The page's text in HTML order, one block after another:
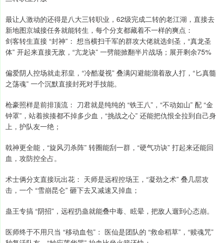
最让人激动的还得是八大三转职业，62级完成二转的老江湖，直接去
新地图京城接任务就能转生，每个分支都藏着不一样的爽点：
剑客转生直接 “封神”： 想当横扫千军的群攻大佬就选剑圣，“真龙圣
体” 开起来直接无敌，“亢龙诀” 一劈能掀翻半片战场；展开剩余75%
偏爱阴人控场就走邪皇，“冷酷凝视” 叠满闪避能溜着敌人打，“匕真髓
之荡魂” 一个沉默直接封死对手技能。
枪豪照样是前排顶流： 刀君就是纯纯的 “铁王八”，“不动如山” 配 “金
钟罩”，站着挨揍都不掉多少血，“挑战之心” 还能把仇恨全拉到自己身
上，护队友一绝；
戟神更全能，“旋风刃杀阵” 转圈能刮一群，“硬气功诀” 打起来还能回
血，攻防控全占。
术士俩分支直接玩出花： 天师是远程控场王，“凝劲之术” 叠几层攻
击，一个 “雪崩昆仑” 砸下去又减速又掉血；
蛊王专搞 “阴招”，远程扔蛊就能叠中毒、眩晕，把敌人遛到心态崩。
医师终于不用只当 “移动血包”： 医仙是团队的 “救命稻草”，“赎魂咒”